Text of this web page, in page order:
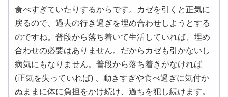
食べすぎていたりするからです。カゼを引くと正気に
戻るので、過去の行き過ぎを埋め合わせしようとする
のですね。普段から落ち着いて生活していれば、埋め
合わせの必要はありません。だからカゼも引かないし
病気にもなりません。普段から落ち着きがなければ
(正気を失っていれば) 、動きすぎや食べ過ぎに気付か
ぬままに体に負担をかけ続け、過ちを犯し続けます。